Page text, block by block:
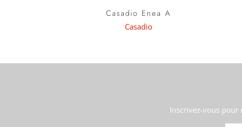
Casadio Enea A
Casadio
Inscrivez-vous pour